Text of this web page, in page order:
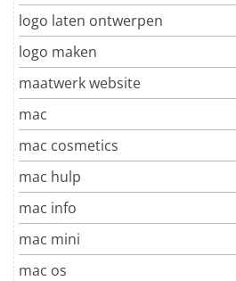
logo laten ontwerpen
logo maken
maatwerk website
mac
mac cosmetics
mac hulp
mac info
mac mini
mac os